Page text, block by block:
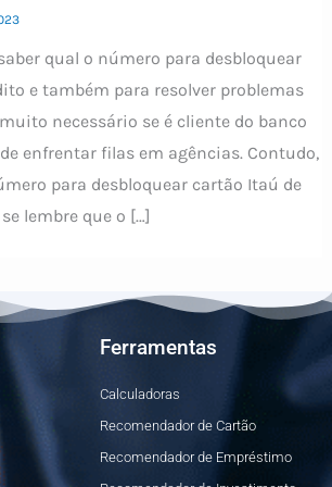
qual o número para desbloquear
e também para resolver problemas
necessário se é cliente do banco
enfrentar filas em agências. Contudo,
para desbloquear cartão Itaú de
lembre que o […]
Ferramentas
Calculadoras
Recomendador de Cartão
Recomendador de Empréstimo